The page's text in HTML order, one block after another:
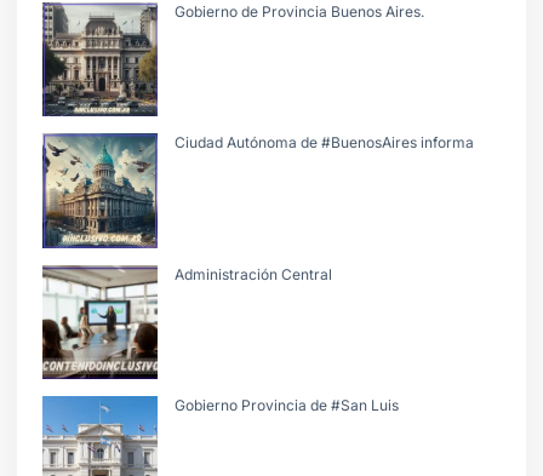
Gobierno de Provincia Buenos Aires.
Ciudad Autónoma de #BuenosAires informa
Administración Central
Gobierno Provincia de #San Luis